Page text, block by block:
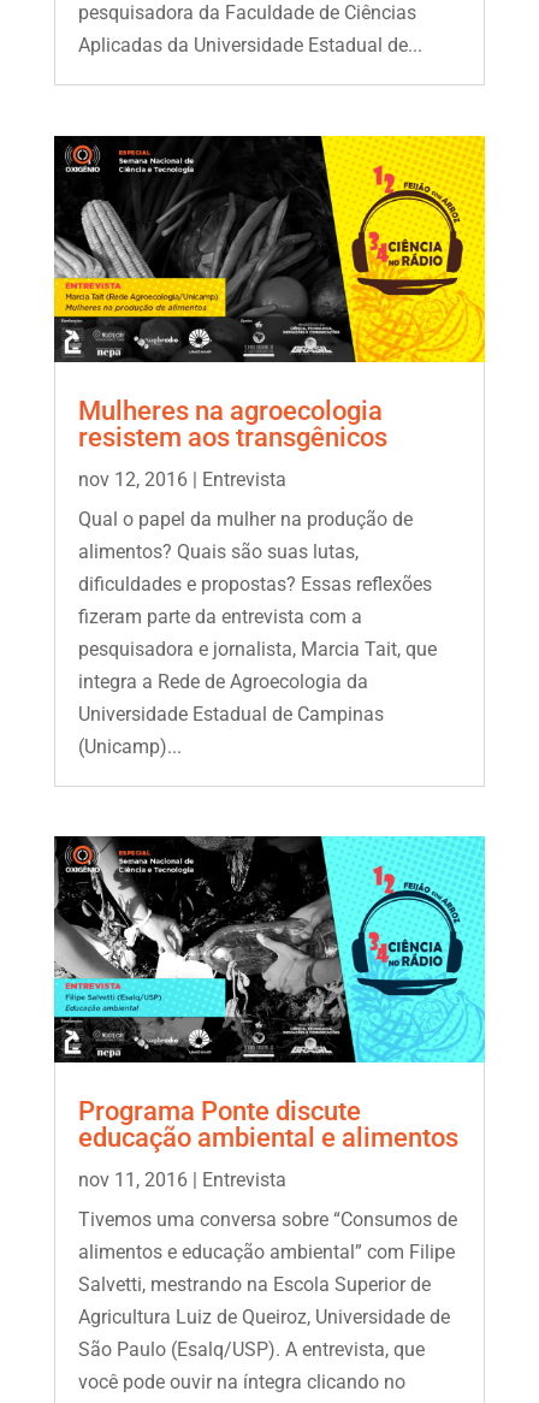
pesquisadora da Faculdade de Ciências
Aplicadas da Universidade Estadual de...
Mulheres na agroecologia
resistem aos transgênicos
nov 12, 2016| Entrevista
Qual o papel da mulher na produção de
alimentos? Quais são suas lutas,
dificuldades e propostas? Essas reflexões
fizeram parte da entrevista com a
pesquisadora e jornalista, Marcia Tait, que
integra a Rede de Agroecologia da
Universidade Estadual de Campinas
(Unicamp)...
Programa Ponte discute
educação ambiental e alimentos
nov 11, 2016| Entrevista
Tivemos uma conversa sobre “Consumos de
alimentos e educação ambiental” com Filipe
Salvetti, mestrando na Escola Superior de
Agricultura Luiz de Queiroz, Universidade de
São Paulo (Esalq/USP). A entrevista, que
você pode ouvir na íntegra clicando no